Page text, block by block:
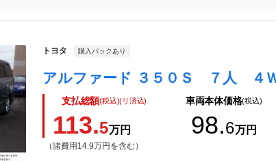
トヨタ 購入パックあり
支払総額(税込)(リ済込)
113.5万円
（諸費用14.9万円を含む）
車両本体価格(税込)
98.6万円